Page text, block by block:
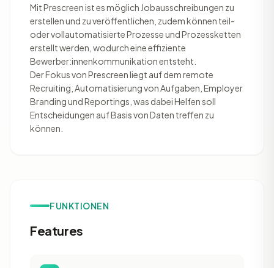
Mit Prescreen ist es möglich Jobausschreibungen zu
erstellen und zu veröffentlichen, zudem können teil-
oder vollautomatisierte Prozesse und Prozessketten
erstellt werden, wodurch eine effiziente
Bewerber:innenkommunikation entsteht.
Der Fokus von Prescreen liegt auf dem remote
Recruiting, Automatisierung von Aufgaben, Employer
Branding und Reportings, was dabei Helfen soll
Entscheidungen auf Basis von Daten treffen zu
können.
FUNKTIONEN
Features